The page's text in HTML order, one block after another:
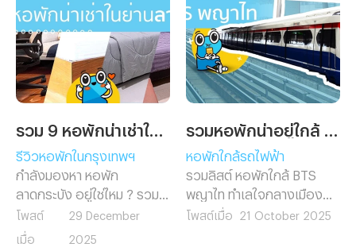
รีวิวหอพักในกรุงเทพฯ
กำลังมองหา หอพัก
ลาดกระบัง อยู่ใช่ไหม ? รวม 9
หอพักน่าเช่าใกล้แหล่งเรียน
และที่ทำงาน เดินทางสะดวก
โพสต์
เมื่อ
29 December
2025
หอพักใกล้รถไฟฟ้า
รวมลิสต์ หอพักใกล้ BTS
พญาไท ทำเลใจกลางเมือง
เดินทางสะดวก ใกล้ทั้ง
โพสต์เมื่อ 21 October 2025